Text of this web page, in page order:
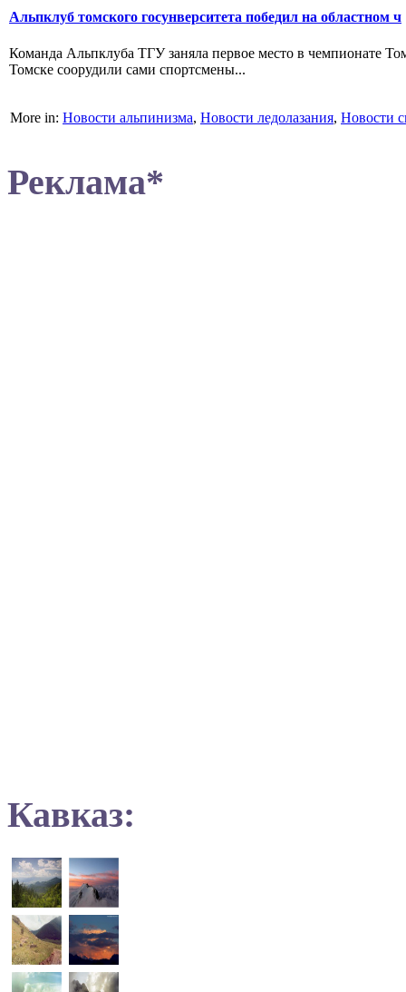
Альпклуб томского госунверситета победил на областном ч
Команда Альпклуба ТГУ заняла первое место в чемпионате
Томске соорудили сами спортсмены...
More in: Новости альпинизма, Новости ледолазания, Новости
Реклама*
Кавказ: